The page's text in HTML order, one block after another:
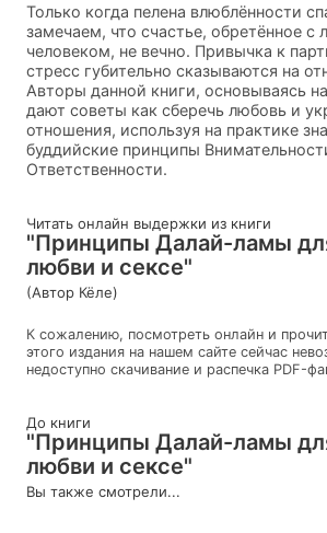
Только когда пелена влюблённости
замечаем, что счастье, обретённое
человеком, не вечно. Привычка к
стресс губительно сказываются на
Авторы данной книги, основываясь
дают советы как сберечь любовь и
отношения, используя на практике
буддийские принципы
Ответственности.
Читать онлайн выдержки из книги
"Принципы Далай-ламы
любви и сексе"
(Автор Кёле)
К сожалению, посмотреть онлайн и
этого издания на нашем сайте сейчас
недоступно скачивание и распечка PDF-
До книги
"Принципы Далай-ламы
любви и сексе"
Вы также смотрели...